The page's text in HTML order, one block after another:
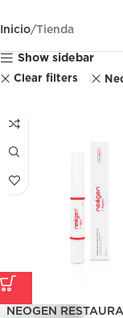
Inicio Tienda
Show sidebar
Clear filters
NEOGEN